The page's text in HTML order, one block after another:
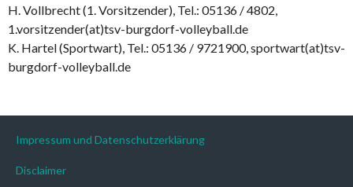
H. Vollbrecht (1. Vorsitzender), Tel.: 05136 / 4802,
1.vorsitzender(at)tsv-burgdorf-volleyball.de
K. Hartel (Sportwart), Tel.: 05136 / 9721900, sportwart(at)tsv-
burgdorf-volleyball.de
Impressum und Datenschutzerklärung
Disclaimer